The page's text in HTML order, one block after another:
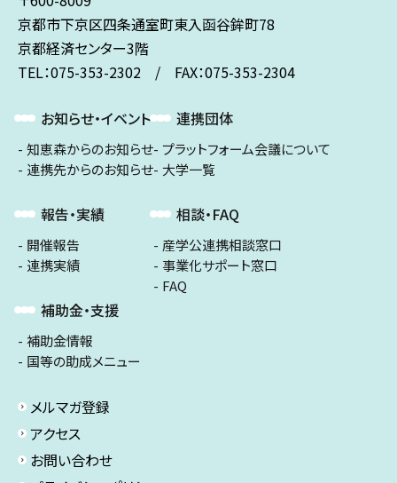
京都市下京区四条通室町東入函谷鉾町78
京都経済センター3階
TEL：075-353-2302 / FAX：075-353-2304
お知らせ・イベント
知恵森からのお知らせ
連携先からのお知らせ
報告・実績
開催報告
連携実績
補助金・支援
補助金情報
国等の助成メニュー
連携団体
プラットフォーム会議について
大学一覧
相談・FAQ
産学公連携相談窓口
事業化サポート窓口
FAQ
メルマガ登録
アクセス
お問い合わせ